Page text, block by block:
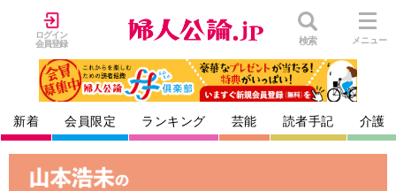
ログイン
会員登録
検索 メニュー
新着 会員限定 ランキング 芸能 読者手記 介護